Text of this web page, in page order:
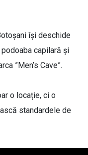
își deschide
capilară și
”Men’s Cave”.
o locație, ci o
standardele de